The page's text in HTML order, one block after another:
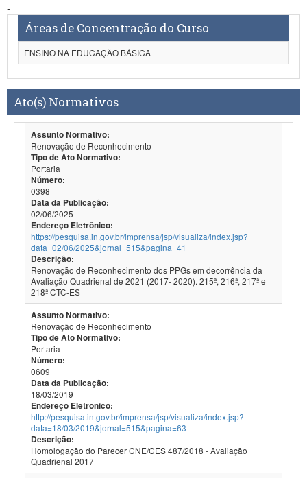
-
Áreas de Concentração do Curso
ENSINO NA EDUCAÇÃO BÁSICA
Ato(s) Normativos
Assunto Normativo:
Renovação de Reconhecimento
Tipo de Ato Normativo:
Portaria
Número:
0398
Data da Publicação:
02/06/2025
Endereço Eletrônico:
https://pesquisa.in.gov.br/imprensa/jsp/visualiza/index.jsp?
data=02/06/2025&jornal=515&pagina=41
Descrição:
Renovação de Reconhecimento dos PPGs em decorrência da
Avaliação Quadrienal de 2021 (2017- 2020). 215ª, 216ª, 217ª e
218ª CTC-ES
Assunto Normativo:
Renovação de Reconhecimento
Tipo de Ato Normativo:
Portaria
Número:
0609
Data da Publicação:
18/03/2019
Endereço Eletrônico:
http://pesquisa.in.gov.br/imprensa/jsp/visualiza/index.jsp?
data=18/03/2019&jornal=515&pagina=63
Descrição:
Homologação do Parecer CNE/CES 487/2018 - Avaliação
Quadrienal 2017